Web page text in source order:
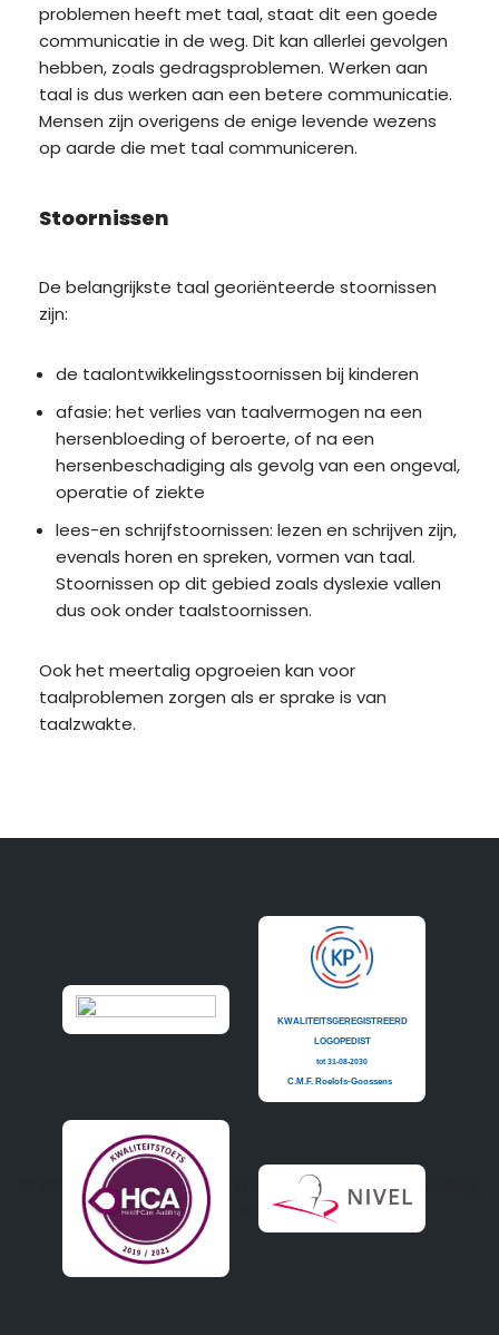
problemen heeft met taal, staat dit een goede
communicatie in de weg. Dit kan allerlei gevolgen
hebben, zoals gedragsproblemen. Werken aan
taal is dus werken aan een betere communicatie.
Mensen zijn overigens de enige levende wezens
op aarde die met taal communiceren.
Stoornissen
De belangrijkste taal georiënteerde stoornissen
zijn:
de taalontwikkelingsstoornissen bij kinderen
afasie: het verlies van taalvermogen na een
hersenbloeding of beroerte, of na een
hersenbeschadiging als gevolg van een ongeval,
operatie of ziekte
lees-en schrijfstoornissen: lezen en schrijven zijn,
evenals horen en spreken, vormen van taal.
Stoornissen op dit gebied zoals dyslexie vallen
dus ook onder taalstoornissen.
Ook het meertalig opgroeien kan voor
taalproblemen zorgen als er sprake is van
taalzwakte.
Logopedie Budel
| Website realisatie en hosting:
PC Patrol